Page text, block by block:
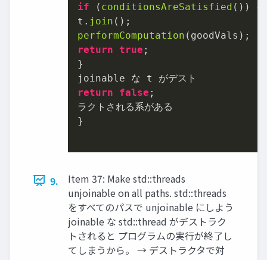
if ( conditionsAreSatisfied ()) {
t. join
performComputation
return true ;
}
return
false ;
ラクトされる系がある
}
9.
Item 37: Make std::threads
unjoinable on all paths. std::threads
をすべてのパスで unjoinable にしよう
joinable な std::thread がデストラク
トされると プログラムの実行が終了し
てしまうから。 → デストラクタで対